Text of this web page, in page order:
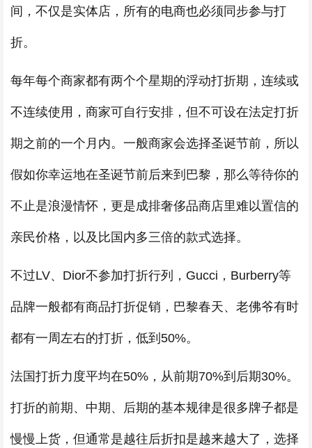
间，不仅是实体店，所有的电商也必须同步参与打
折。
每年每个商家都有两个个星期的浮动打折期，连续或
不连续使用，商家可自行安排，但不可设在法定打折
期之前的一个月内。一般商家会选择圣诞节前，所以
假如你幸运地在圣诞节前后来到巴黎，那么等待你的
不止是浪漫情怀，更是成排奢侈品商店里难以置信的
亲民价格，以及比国内多三倍的款式选择。
不过LV、Dior不参加打折行列，Gucci，Burberry等
品牌一般都有商品打折促销，巴黎春天、老佛爷有时
都有一周左右的打折，低到50%。
法国打折力度平均在50%，从前期70%到后期30%。
打折的前期、中期、后期的基本规律是很多牌子都是
慢慢上货，但通常是越往后折扣是越来越大了，选择